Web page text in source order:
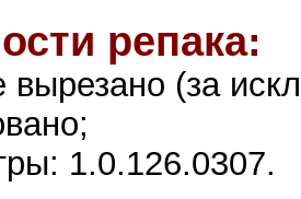
репака:
вырезано (за
1.0.126.0307.